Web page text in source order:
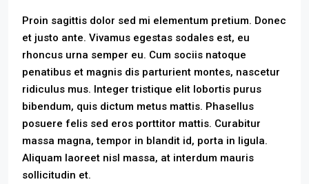
Proin sagittis dolor sed mi elementum pretium. Donec
et justo ante. Vivamus egestas sodales est, eu
rhoncus urna semper eu. Cum sociis natoque
penatibus et magnis dis parturient montes, nascetur
ridiculus mus. Integer tristique elit lobortis purus
bibendum, quis dictum metus mattis. Phasellus
posuere felis sed eros porttitor mattis. Curabitur
massa magna, tempor in blandit id, porta in ligula.
Aliquam laoreet nisl massa, at interdum mauris
sollicitudin et.